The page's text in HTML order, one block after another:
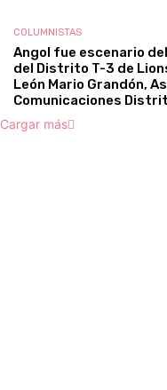
COLUMNISTAS
Angol fue escenario
del Distrito T-3 de
León Mario Grandón,
Comunicaciones
Cargar más